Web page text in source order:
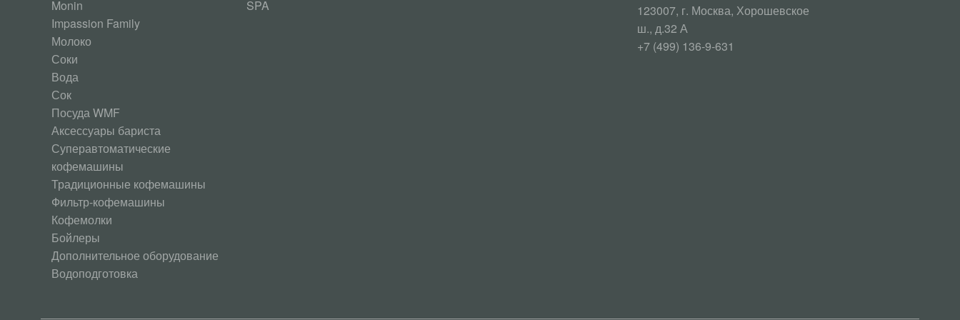
Monin
Impassion Family
Молоко
Соки
Вода
Сок
Посуда WMF
Аксессуары бариста
Суперавтоматические
кофемашины
Традиционные кофемашины
Фильтр-кофемашины
Кофемолки
Бойлеры
Дополнительное оборудование
Водоподготовка
SPA
123007, г. Москва, Хорошевское
ш., д.32 А
+7 (499) 136-9-631